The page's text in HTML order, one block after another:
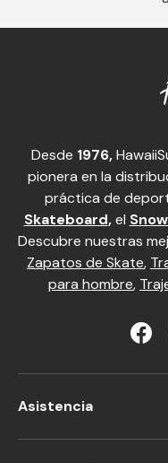
Desde 1976,
pionera en la
práctica de
Skateboard,el
Descubre nuestras
Zapatos de Skate,
para hombre,
Asistencia